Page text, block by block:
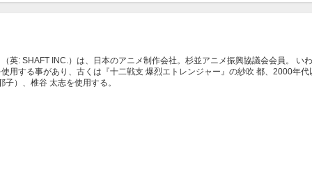
英: SHAFT INC.）は、日本のアニメ制作会社。杉並アニメ振興協議会会員。 い
用する事があり、古くは『十二戦支 爆烈エトレンジャー』の紗吹 都、2000年代
子）、椎谷 太志を使用する。